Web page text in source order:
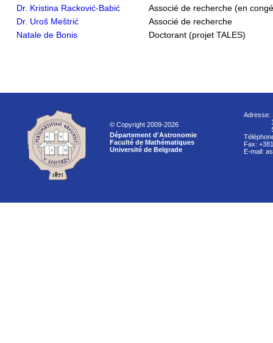
Dr. Kristina Racković-Babić
Associé de recherche (en
Dr. Uroš Meštrić
Associé de recherche
Natale de Bonis
Doctorant (projet TALES)
© Copyright 2009-2026
Département d'Astronomie
Faculté de Mathématiques
Université de Belgrade
Adresse:
Fax:
E-mail: